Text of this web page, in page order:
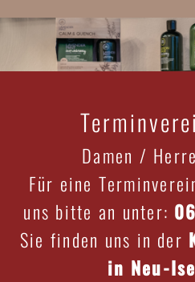
Damen /
Für eine
uns bitte an unter:
Sie finden uns in der
in Neu-